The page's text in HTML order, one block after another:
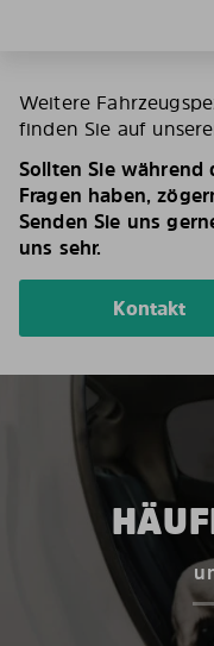
Weitere
finden Sie auf
Sollten Sie während
Fragen haben,
Senden Sie uns
uns sehr.
Kontakt